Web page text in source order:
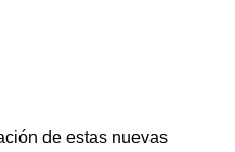
de estas nuevas